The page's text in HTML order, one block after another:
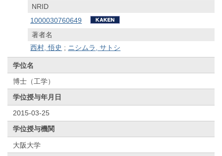
NRID
1000030760649
著者名
西村, 悟史 ; ニシムラ, サトシ
学位名
博士（工学）
学位授与年月日
2015-03-25
学位授与機関
大阪大学